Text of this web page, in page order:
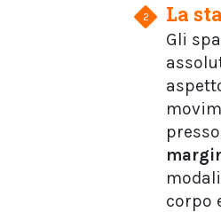
La
Gli
corpo